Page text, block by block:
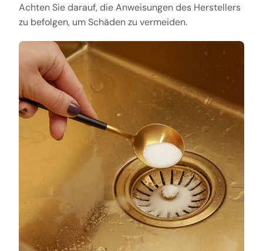
Achten Sie darauf, die Anweisungen des Herstellers
zu befolgen, um Schäden zu vermeiden.